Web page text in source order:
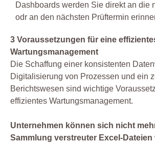
Dashboards werden Sie direkt an die
odr an den nächsten Prüftermin
3 Voraussetzungen für eine
Wartungsmanagement
Die Schaffung einer konsistenten
Digitalisierung von Prozessen und ein
Berichtswesen sind wichtige
effizientes Wartungsmanagement.
Unternehmen können sich nicht
Sammlung verstreuter Excel-Dateien